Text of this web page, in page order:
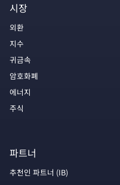
시장
외환
지수
귀금속
암호화폐
에너지
주식
파트너
추천인 파트너 (IB)